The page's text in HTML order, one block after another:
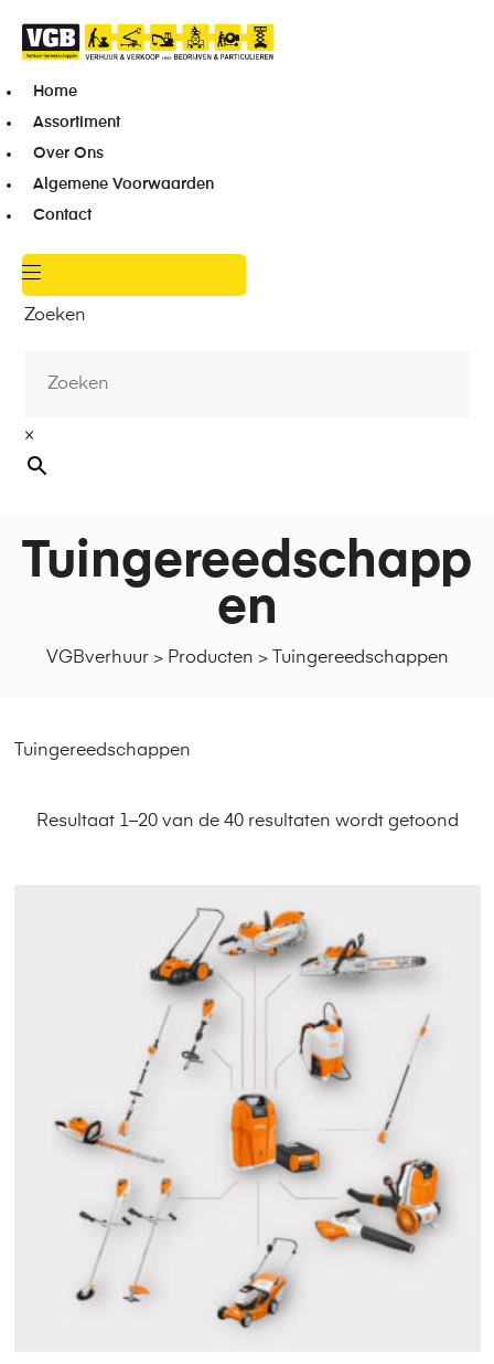
Home
Assortiment
Over Ons
Algemene Voorwaarden
Contact
Zoeken
×
VGBverhuur> Producten > Tuingereedschappen
Tuingereedschapp
en
Tuingereedschappen
Resultaat 1–20 van de 40 resultaten wordt getoond